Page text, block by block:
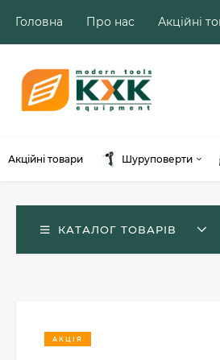
Головна Про нас Акційні
Акційні товари Шуруповерти
КАТАЛОГ ТОВАРІВ
АКЦІЯ